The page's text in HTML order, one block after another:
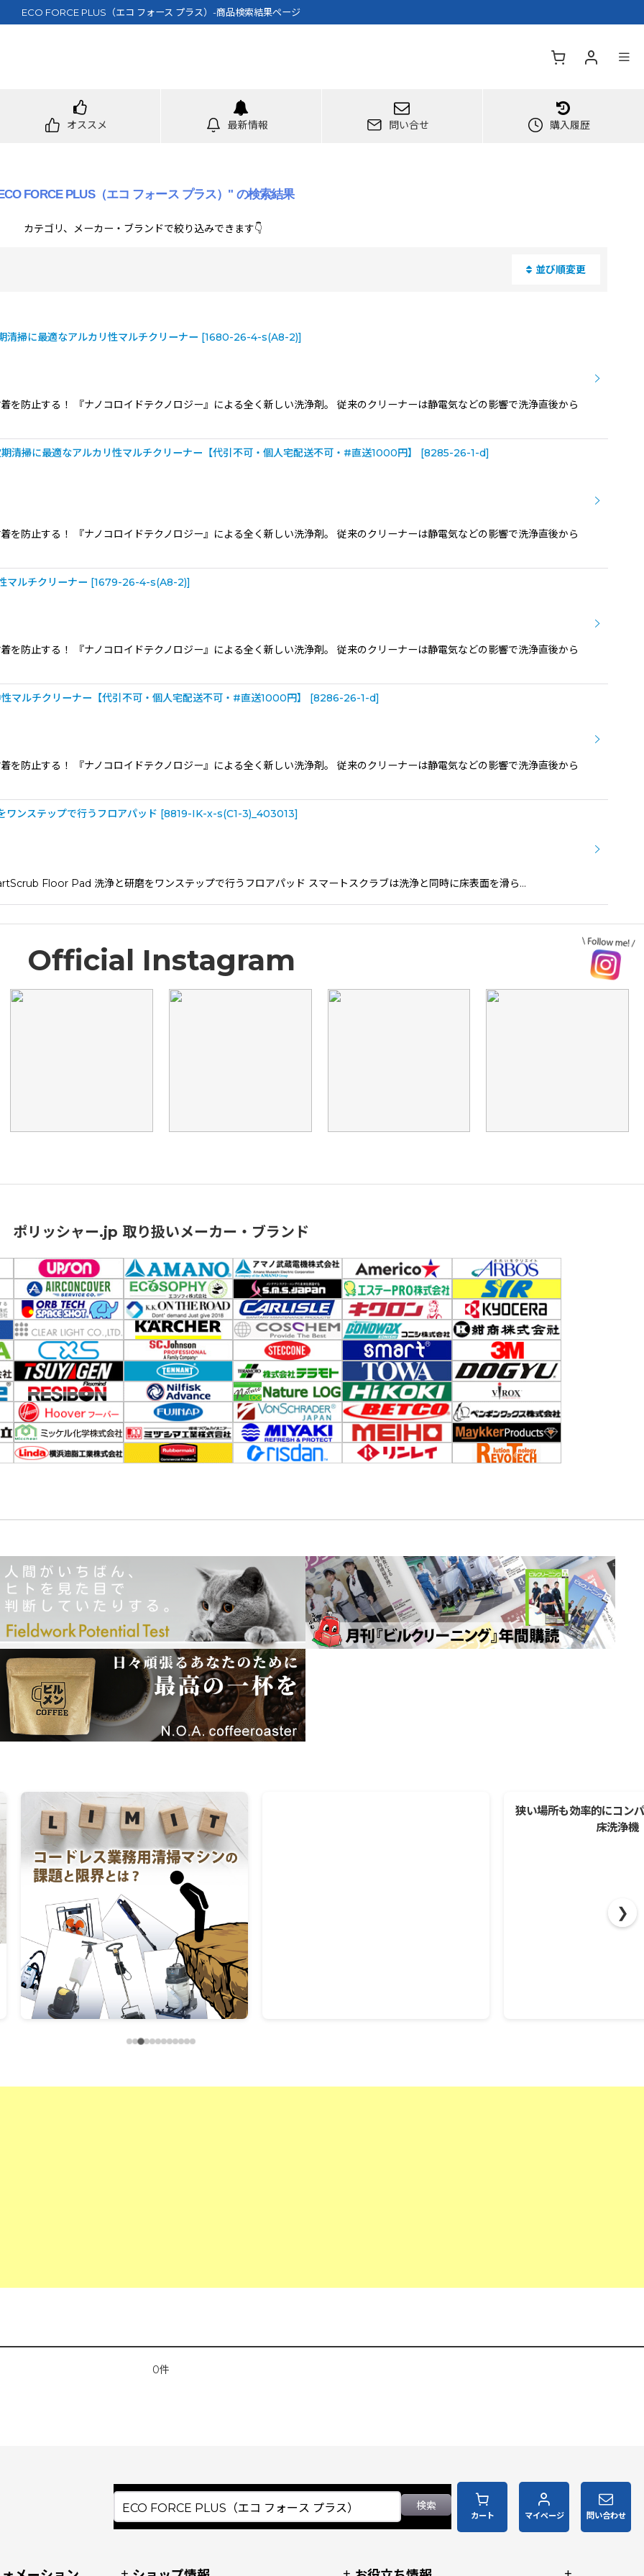
ECO FORCE PLUS（エコ フォース プラス）-商品検索結果ページ
オススメ 最新情報 問い合せ 購入履歴
FORCE PLUS（エコ フォース プラス）" の検索結果
カテゴリ、メーカー・ブランドで絞り込みできます👇
並び順変更
掃に最適なアルカリ性マルチクリーナー [1680-26-4-s(A8-2)]
を防止する！ 『ナノコロイドテクノロジー』による全く新しい洗浄剤。 従来のクリーナーは静電気などの影響で洗浄直後から
清掃に最適なアルカリ性マルチクリーナー【代引不可・個人宅配送不可・#直送1000円】 [8285-26-1-d]
を防止する！ 『ナノコロイドテクノロジー』による全く新しい洗浄剤。 従来のクリーナーは静電気などの影響で洗浄直後から
ルチクリーナー [1679-26-4-s(A8-2)]
を防止する！ 『ナノコロイドテクノロジー』による全く新しい洗浄剤。 従来のクリーナーは静電気などの影響で洗浄直後から
マルチクリーナー【代引不可・個人宅配送不可・#直送1000円】 [8286-26-1-d]
を防止する！ 『ナノコロイドテクノロジー』による全く新しい洗浄剤。 従来のクリーナーは静電気などの影響で洗浄直後から
ワンステップで行うフロアパッド [8819-IK-x-s(C1-3)_403013]
Floor Pad 洗浄と研磨をワンステップで行うフロアパッド スマートスクラブは洗浄と同時に床表面を滑ら…
Official Instagram
ポリッシャー.jp 取り扱いメーカー・ブランド
狭い場所も効率的にコンパクトタイプ自動
❯
0件
カート マイページ 問い合わせ
検索